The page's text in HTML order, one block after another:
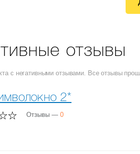
отзывы
с негативными отзывами. Все отзывы
2*
Отзывы — 0